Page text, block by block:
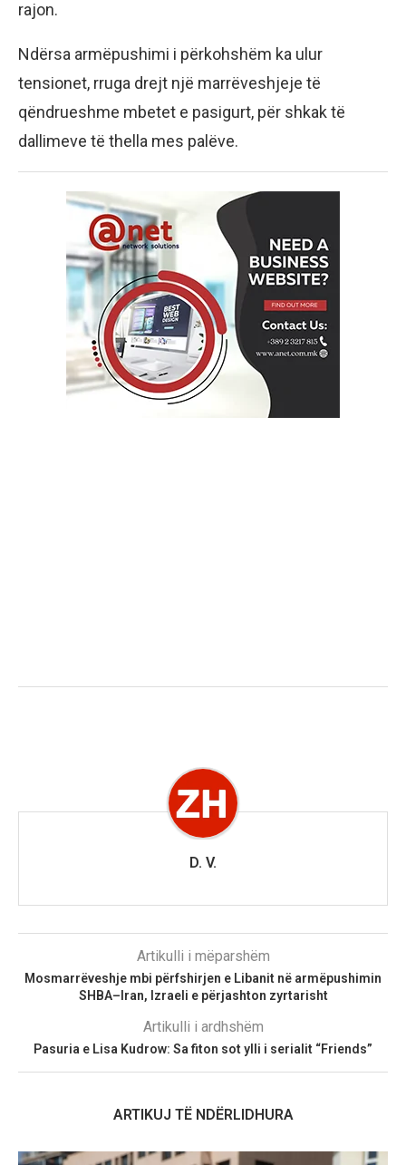
rajon.
Ndërsa armëpushimi i përkohshëm ka ulur
tensionet, rruga drejt një marrëveshjeje të
qëndrueshme mbetet e pasigurt, për shkak të
dallimeve të thella mes palëve.
D. V.
Artikulli i mëparshëm
Mosmarrëveshje mbi përfshirjen e Libanit në armëpushimin
SHBA–Iran, Izraeli e përjashton zyrtarisht
Artikulli i ardhshëm
Pasuria e Lisa Kudrow: Sa fiton sot ylli i serialit “Friends”
ARTIKUJ TË NDËRLIDHURA